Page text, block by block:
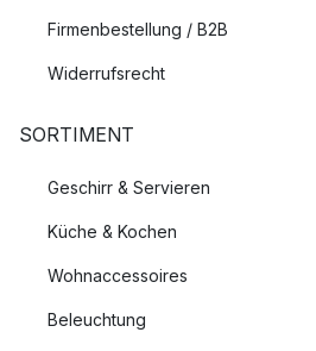
Firmenbestellung / B2B
Widerrufsrecht
SORTIMENT
Geschirr & Servieren
Küche & Kochen
Wohnaccessoires
Beleuchtung